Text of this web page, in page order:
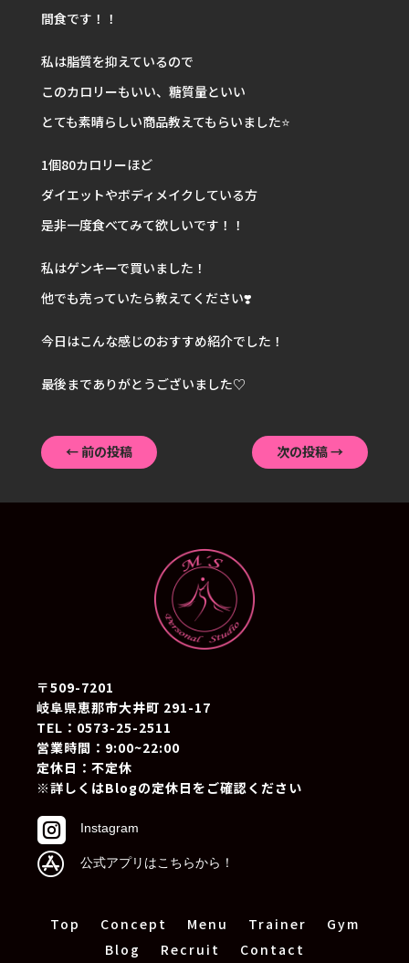
間食です！！
私は脂質を抑えているので
このカロリーもいい、糖質量といい
とても素晴らしい商品教えてもらいました⭐️
1個80カロリーほど
ダイエットやボディメイクしている方
是非一度食べてみて欲しいです！！
私はゲンキーで買いました！
他でも売っていたら教えてください❣️
今日はこんな感じのおすすめ紹介でした！
最後までありがとうございました♡
← 前の投稿 次の投稿→
〒509-7201
岐阜県恵那市大井町 291-17
TEL：0573-25-2511
営業時間：9:00~22:00
定休日：不定休
※詳しくはBlogの定休日をご確認ください
 Instagram
 公式アプリはこちらから！
Top Concept Menu Trainer
Gym
Blog
Recruit Contact